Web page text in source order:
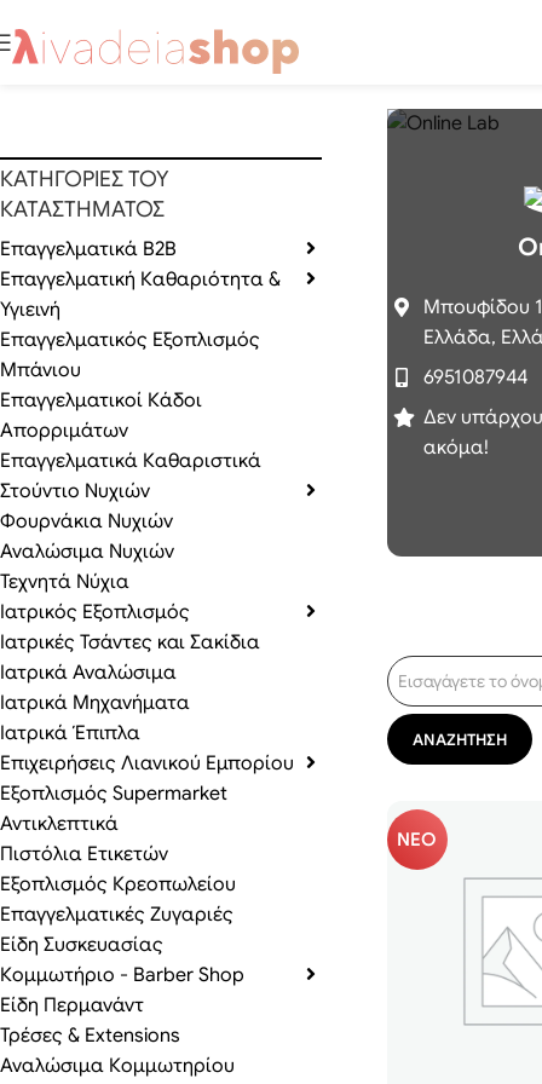
ΚΑΤΗΓΟΡΙΕΣ ΤΟΥ
ΚΑΤΑΣΤΗΜΑΤΟΣ
Επαγγελματικά B2B
Επαγγελματική Καθαριότητα &
Υγιεινή
Επαγγελματικός Εξοπλισμός
Μπάνιου
Επαγγελματικοί Κάδοι
Απορριμάτων
Επαγγελματικά Καθαριστικά
Στούντιο Νυχιών
Φουρνάκια Νυχιών
Αναλώσιμα Νυχιών
Τεχνητά Νύχια
Ιατρικός Εξοπλισμός
Ιατρικές Τσάντες και Σακίδια
Ιατρικά Αναλώσιμα
Ιατρικά Μηχανήματα
Ιατρικά Έπιπλα
Επιχειρήσεις Λιανικού Εμπορίου
Εξοπλισμός Supermarket
Αντικλεπτικά
Πιστόλια Ετικετών
Εξοπλισμός Κρεοπωλείου
Επαγγελματικές Ζυγαριές
Είδη Συσκευασίας
Κομμωτήριο - Barber Shop
Είδη Περμανάντ
Τρέσες & Extensions
Αναλώσιμα Κομμωτηρίου
Μπουφίδου
Ελλάδα,
6951087944
Δεν
ακόμα!
ΝΕΟ